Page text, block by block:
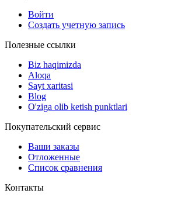
Войти
Создать учетную запись
Полезные ссылки
Biz haqimizda
Aloqa
Sayt xaritasi
Blog
O'ziga olib ketish punktlari
Покупательский сервис
Ваши заказы
Отложенные
Список сравнения
Контакты